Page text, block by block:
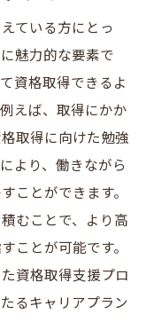
ている方にとっ
魅力的な要素で
資格取得できるよ
えば、取得にかか
取得に向けた勉強
より、働きながら
ことができます。
むことで、より高
ことが可能です。
資格取得支援プロ
るキャリアプラン